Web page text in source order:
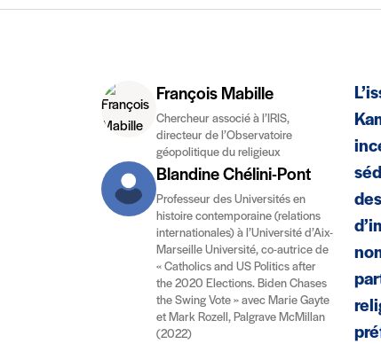
François Mabille
Chercheur associé à l’IRIS,
directeur de l’Observatoire
géopolitique du religieux
Blandine Chélini-Pont
Professeur des Universités en
histoire contemporaine (relations
internationales) à l’Université d’Aix-
Marseille Université, co-autrice de
« Catholics and US Politics after
the 2020 Elections. Biden Chases
the Swing Vote » avec Marie Gayte
et Mark Rozell, Palgrave McMillan
(2022)